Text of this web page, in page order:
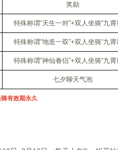
奖励
特殊称谓“天生一对”+双人坐骑“九霄
特殊称谓“地造一双”+双人坐骑“九霄
特殊称谓“神仙眷侣”+双人坐骑“九霄
七夕聊天气泡
有效期永久